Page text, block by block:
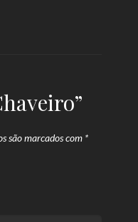
são marcados com *